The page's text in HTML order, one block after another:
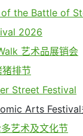
the Battle of
2026
艺术品展销会
排节
Street Festival
Arts Festival
艺术及文化节